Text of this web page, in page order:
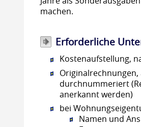
machen.
Erforderliche
Kostenaufstellung,
durchnummeriert
anerkannt werden)
bei
Namen und